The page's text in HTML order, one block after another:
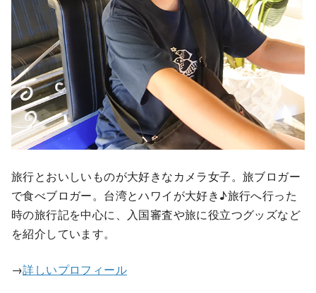
旅行とおいしいものが大好きなカメラ女子。旅ブロガー
で食べブロガー。台湾とハワイが大好き♪旅行へ行った
時の旅行記を中心に、入国審査や旅に役立つグッズなど
を紹介しています。
→詳しいプロフィール